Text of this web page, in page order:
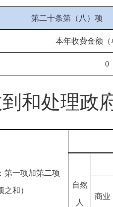
第二十条第（八）项
本年收费金额
0
和处理政
第一项加第二项
和）
自然
人
商业